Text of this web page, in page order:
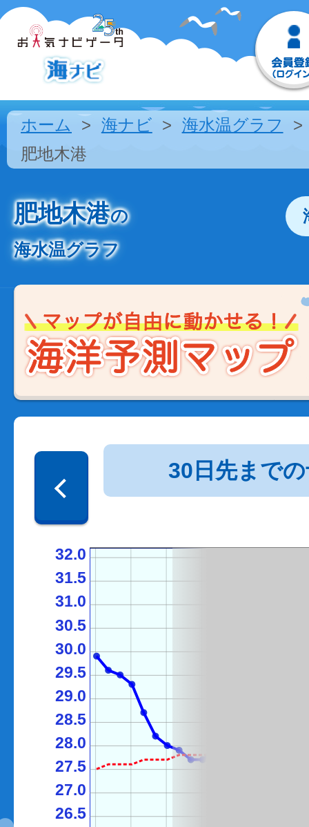
ホーム 海ナビ
海水温グラフ
肥地木港
肥地木港の
海水温グラフ
30日先まで
26.5
27.0
27.5
28.0
28.5
29.0
29.5
30.0
30.5
31.0
31.5
32.0